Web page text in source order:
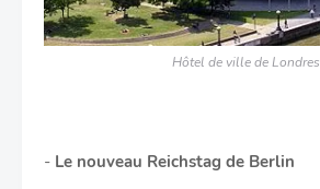
Hôtel de ville de Londres
- Le nouveau Reichstag de Berlin